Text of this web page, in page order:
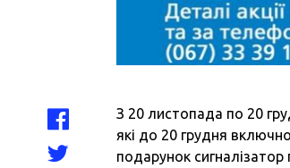
З 20 листопада по 20
які до 20 грудня
подарунок сигналізатор